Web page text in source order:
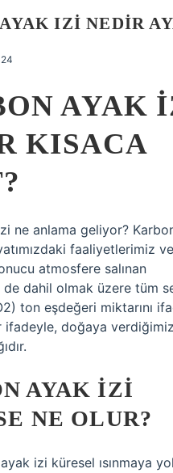
IZI NEDIR
AYAK
KISACA
ne anlama geliyor?
faaliyetlerimiz ve
atmosfere salınan
dahil olmak üzere tüm
ton eşdeğeri miktarını
ifadeyle, doğaya
AYAK IZI
NE OLUR?
izi küresel ısınmaya